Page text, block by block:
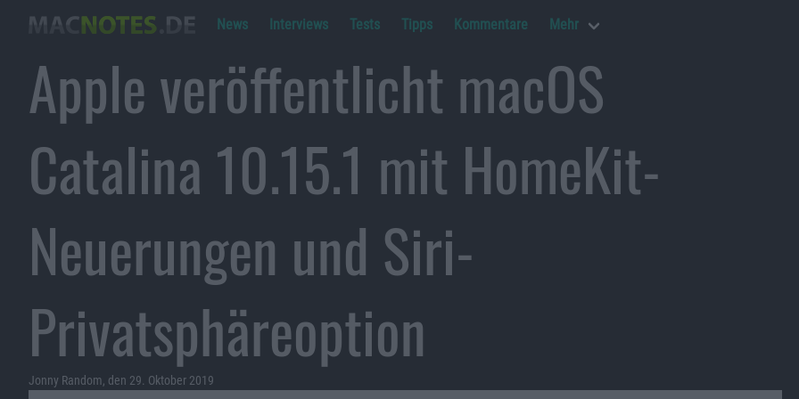
News Interviews Tests Tipps Kommentare Mehr
Apple veröffentlicht macOS
Catalina 10.15.1 mit HomeKit-
Neuerungen und Siri-
Privatsphäreoption
Jonny Random, den 29. Oktober 2019